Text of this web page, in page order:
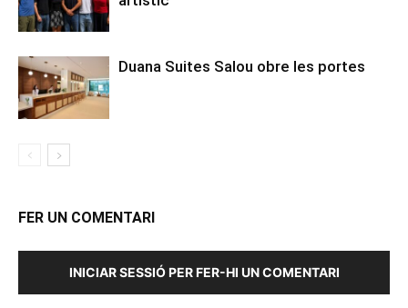
Duana Suites Salou obre les portes
FER UN COMENTARI
INICIAR SESSIÓ PER FER-HI UN COMENTARI